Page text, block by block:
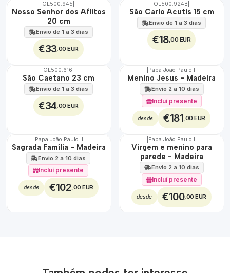
🇵🇹
OL500.945
Nosso Senhor dos Aflitos
20 cm
Envio de 1 a 3 dias
€33 ,00 EUR
🇵🇹
100%
OL500.924B
São Carlo Acutis 15 cm
Envio de 1 a 3 dias
€18,00 EUR
🇵🇹
100%
OL500.616
São Caetano 23 cm
Envio de 1 a 3 dias
€34 ,00 EUR
Papa João Paulo II
Menino Jesus - Madeira
Envio 2 a 10 dias
Incluí presente
desde €181 ,00 EUR
Papa João Paulo II
Sagrada Família - Madeira
Envio 2 a 10 dias
Incluí presente
desde €102 ,00 EUR
Papa João Paulo II
Virgem e menino para
parede - Madeira
Envio 2 a 10 dias
Incluí presente
desde €100,00 EUR